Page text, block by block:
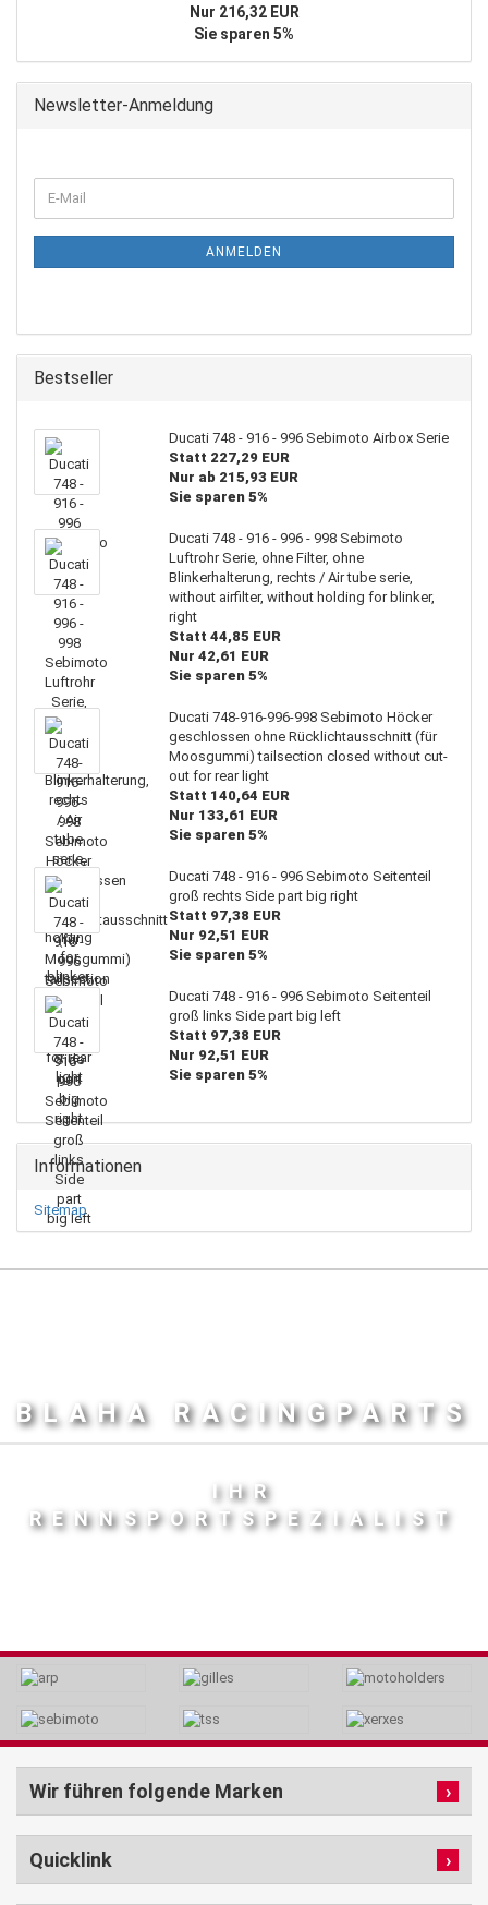
Nur 216,32 EUR
Sie sparen 5%
Newsletter-Anmeldung
ZUR
NEWSLETTER-
E-
Mail
ANMELDEN
Bestseller
Ducati 748 - 916 - 996 Sebimoto Airbox Serie
Statt 227,29 EUR
Nur ab 215,93 EUR
Sie sparen 5%
Ducati 748 - 916 - 996 - 998 Sebimoto
Luftrohr Serie, ohne Filter, ohne
Blinkerhalterung, rechts / Air tube serie,
without airfilter, without holding for blinker,
right
Statt 44,85 EUR
Nur 42,61 EUR
Sie sparen 5%
Ducati 748-916-996-998 Sebimoto Höcker
geschlossen ohne Rücklichtausschnitt (für
Moosgummi) tailsection closed without cut-
out for rear light
Statt 140,64 EUR
Nur 133,61 EUR
Sie sparen 5%
Ducati 748 - 916 - 996 Sebimoto Seitenteil
groß rechts Side part big right
Statt 97,38 EUR
Nur 92,51 EUR
Sie sparen 5%
Ducati 748 - 916 - 996 Sebimoto Seitenteil
groß links Side part big left
Statt 97,38 EUR
Nur 92,51 EUR
Sie sparen 5%
Informationen
Sitemap
BLAHA RACINGPARTS
IHR
RENNSPORTSPEZIALIST
Wir führen folgende Marken
Quicklink